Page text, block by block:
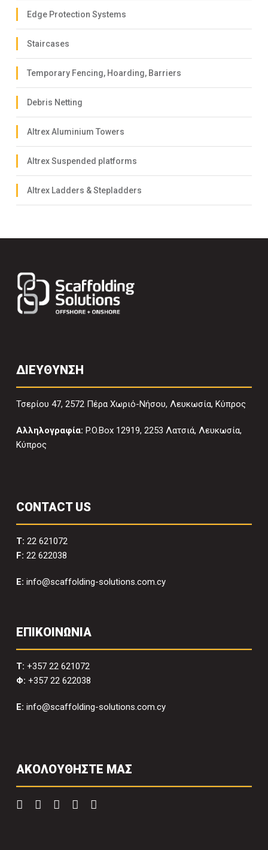
Edge Protection Systems
Staircases
Temporary Fencing, Hoarding, Barriers
Debris Netting
Altrex Aluminium Towers
Altrex Suspended platforms
Altrex Ladders & Stepladders
ΔΙΕΥΘΥΝΣΗ
Τσερίου 47, 2572 Πέρα Χωριό-Νήσου, Λευκωσία, Κύπρος
Αλληλογραφία: P.O.Box 12919, 2253 Λατσιά, Λευκωσία,
Κύπρος
CONTACT US
T: 22 621072
F: 22 622038
E: info@scaffolding-solutions.com.cy
ΕΠΙΚΟΙΝΩΝΙΑ
T: +357 22 621072
Φ: +357 22 622038
E: info@scaffolding-solutions.com.cy
ΑΚΟΛΟΥΘΗΣΤΕ ΜΑΣ